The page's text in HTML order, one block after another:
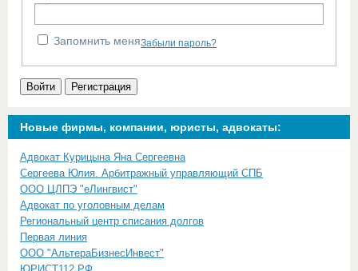
Запомнить меняЗабыли пароль?
Войти Регистрация
Новые фирмы, компании, юристы, адвокаты:
Адвокат Курицына Яна Сергеевна
Сергеева Юлия. Арбитражный управляющий СПБ
ООО ЦЛПЭ "еЛингвист"
Адвокат по уголовным делам
Региональный центр списания долгов
Первая линия
ООО "АльтераБизнесИнвест"